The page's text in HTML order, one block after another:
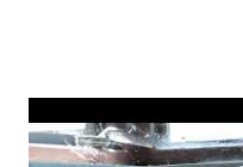
Apéndice, no he leído ni
catedrático, la rata de